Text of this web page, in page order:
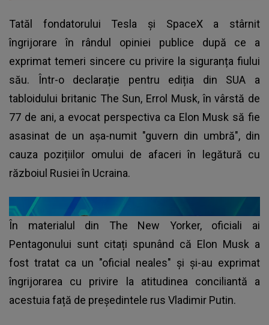
Tatăl fondatorului Tesla și SpaceX a stârnit
îngrijorare în rândul opiniei publice după ce a
exprimat temeri sincere cu privire la siguranța fiului
său. Într-o declarație pentru ediția din SUA a
tabloidului britanic The Sun, Errol Musk, în vârstă de
77 de ani, a evocat perspectiva ca Elon Musk să fie
asasinat de un așa-numit "guvern din umbră", din
cauza pozițiilor omului de afaceri în legătură cu
războiul Rusiei în Ucraina.
În materialul din The New Yorker, oficiali ai
Pentagonului sunt citați spunând că Elon Musk a
fost tratat ca un "oficial neales" și și-au exprimat
îngrijorarea cu privire la atitudinea conciliantă a
acestuia față de președintele rus Vladimir Putin.